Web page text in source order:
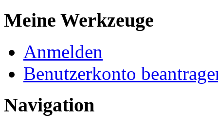
Meine Werkzeuge
Anmelden
Benutzerkonto
Navigation